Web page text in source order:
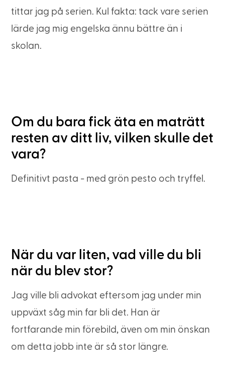
tittar jag på serien. Kul fakta: tack vare serien
lärde jag mig engelska ännu bättre än i
skolan.
Om du bara fick äta en maträtt
resten av ditt liv, vilken skulle det
vara?
Definitivt pasta - med grön pesto och tryffel.
När du var liten, vad ville du bli
när du blev stor?
Jag ville bli advokat eftersom jag under min
uppväxt såg min far bli det. Han är
fortfarande min förebild, även om min önskan
om detta jobb inte är så stor längre.